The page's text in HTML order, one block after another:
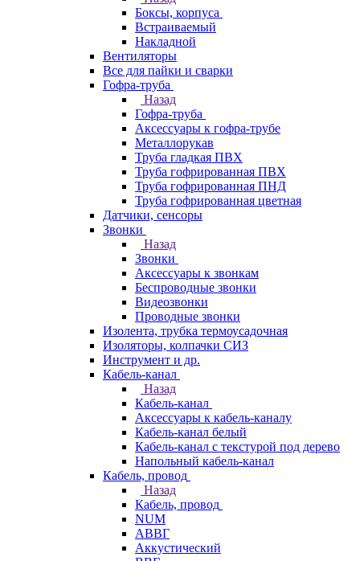
Боксы, корпуса
Встраиваемый
Накладной
Вентиляторы
Все для пайки и сварки
Гофра-труба
Назад
Гофра-труба
Аксессуары к гофра-трубе
Металлорукав
Труба гладкая ПВХ
Труба гофрированная ПВХ
Труба гофрированная ПНД
Труба гофрированная цветная
Датчики, сенсоры
Звонки
Назад
Звонки
Аксессуары к звонкам
Беспроводные звонки
Видеозвонки
Проводные звонки
Изолента, трубка термоусадочная
Изоляторы, колпачки СИЗ
Инструмент и др.
Кабель-канал
Назад
Кабель-канал
Аксессуары к кабель-каналу
Кабель-канал белый
Кабель-канал с текстурой под дерево
Напольный кабель-канал
Кабель, провод
Назад
Кабель, провод
NUM
АВВГ
Аккустический